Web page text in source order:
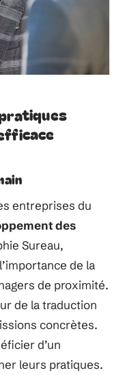
entreprises du
des
Sureau,
de la
de proximité.
de la traduction
concrètes.
d’un
leurs pratiques.